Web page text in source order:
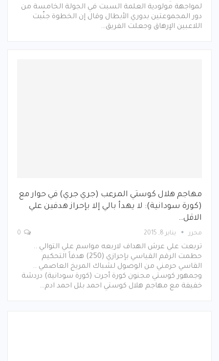
لمواجهة مولودية العلمة السبت في الجولة الخامسة من
دور المجموعتين بدوري الأبطال وقال إن الخطوة جنّبت
اللاعبين الإرهاق وجعلت الفريق…
مهاجم هلال كوستي المرعب (جري جري) في حوار مع
(كورة سودانية): لا يهدأ بالي إلا بإحراز هدفين علي
الاقل…
محرر يناير 8, 2015
تربعت علي عرش الهداف لاربعه مواسم علي التوالي ..
حطمت الرقم القياسي بإحرازي (250) هدفاً التحكيم
القاسي حرمني من الوصول لشباك المريخ العاصمي ..
وجمهور كوستي مجنون كورة أجرت (كورة سودانية) دردشة
خفيفة مع مهاجم هلال كوستي احمد بلل احمد ادم…